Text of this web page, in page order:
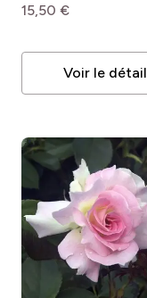
15,50 €
Voir le détail